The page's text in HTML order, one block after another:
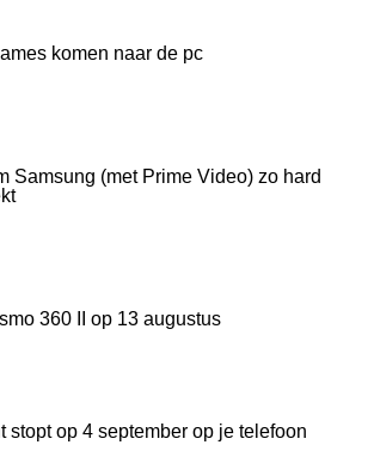
komen naar de pc
Samsung (met Prime Video) zo hard
360 II op 13 augustus
stopt op 4 september op je telefoon